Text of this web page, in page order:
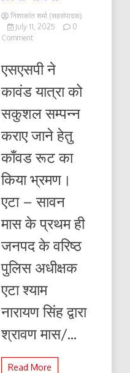
निशाकांत शर्मा (सहसंपादक)
July 11, 2025
0
Commenton
आवागमन
यातायात
अन्य
व्यवस्थाओं
का
जायजा
एसएसपी ने
कावंड यात्रा को
सकुशल सम्पन्न
कराए जाने हेतु
काँवड रूट का
किया भ्रमण।
एटा – सावन
मास के प्रथम ही
जनपद के वरिष्ठ
पुलिस अधीक्षक
एटा श्याम
नारायण सिंह द्वारा
श्रावण मास/...
Read More